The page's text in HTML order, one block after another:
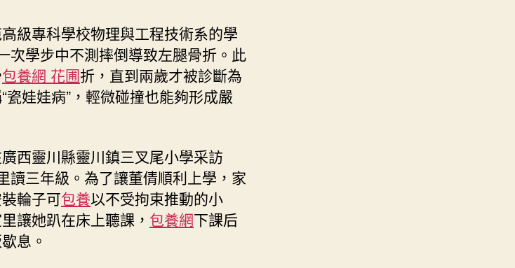
級專科學校物理與工程技術系的學
次學步中不測摔倒導致左腿骨折。此
包養網 花圃折，直到兩歲才被診斷為
娃娃病”，輕微碰撞也能夠形成嚴
西靈川縣靈川鎮三叉尾小學采訪
讀三年級。為了讓董倩順利上學，家
輪子可包養以不受拘束推動的小
讓她趴在床上聽課， 包養網下課后
息。